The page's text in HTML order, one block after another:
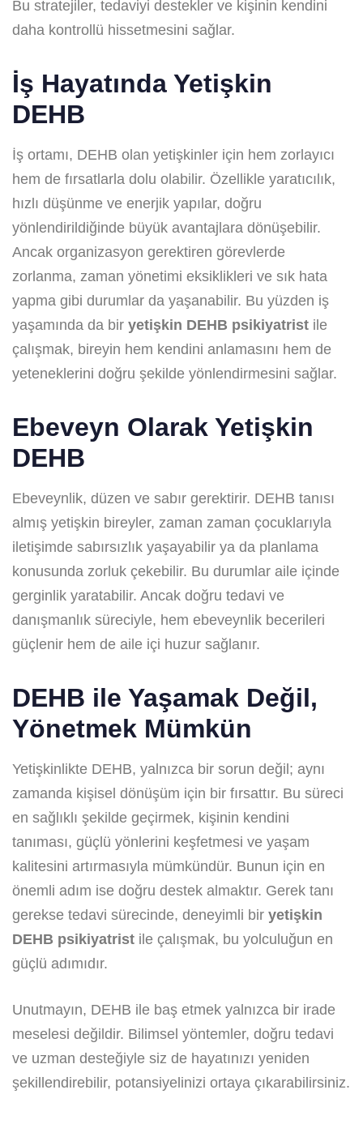
Bu stratejiler, tedaviyi destekler ve kişinin kendini
daha kontrollü hissetmesini sağlar.
İş Hayatında Yetişkin
DEHB
İş ortamı, DEHB olan yetişkinler için hem zorlayıcı
hem de fırsatlarla dolu olabilir. Özellikle yaratıcılık,
hızlı düşünme ve enerjik yapılar, doğru
yönlendirildiğinde büyük avantajlara dönüşebilir.
Ancak organizasyon gerektiren görevlerde
zorlanma, zaman yönetimi eksiklikleri ve sık hata
yapma gibi durumlar da yaşanabilir. Bu yüzden iş
yaşamında da bir yetişkin DEHB psikiyatrist ile
çalışmak, bireyin hem kendini anlamasını hem de
yeteneklerini doğru şekilde yönlendirmesini sağlar.
Ebeveyn Olarak Yetişkin
DEHB
Ebeveynlik, düzen ve sabır gerektirir. DEHB tanısı
almış yetişkin bireyler, zaman zaman çocuklarıyla
iletişimde sabırsızlık yaşayabilir ya da planlama
konusunda zorluk çekebilir. Bu durumlar aile içinde
gerginlik yaratabilir. Ancak doğru tedavi ve
danışmanlık süreciyle, hem ebeveynlik becerileri
güçlenir hem de aile içi huzur sağlanır.
DEHB ile Yaşamak Değil,
Yönetmek Mümkün
Yetişkinlikte DEHB, yalnızca bir sorun değil; aynı
zamanda kişisel dönüşüm için bir fırsattır. Bu süreci
en sağlıklı şekilde geçirmek, kişinin kendini
tanıması, güçlü yönlerini keşfetmesi ve yaşam
kalitesini artırmasıyla mümkündür. Bunun için en
önemli adım ise doğru destek almaktır. Gerek tanı
gerekse tedavi sürecinde, deneyimli bir yetişkin
DEHB psikiyatrist ile çalışmak, bu yolculuğun en
güçlü adımıdır.
Unutmayın, DEHB ile baş etmek yalnızca bir irade
meselesi değildir. Bilimsel yöntemler, doğru tedavi
ve uzman desteğiyle siz de hayatınızı yeniden
şekillendirebilir, potansiyelinizi ortaya çıkarabilirsiniz.